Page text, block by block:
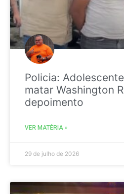
Policia:
matar Washington
depoimento
VER MATÉRIA »
29 de julho de 2026